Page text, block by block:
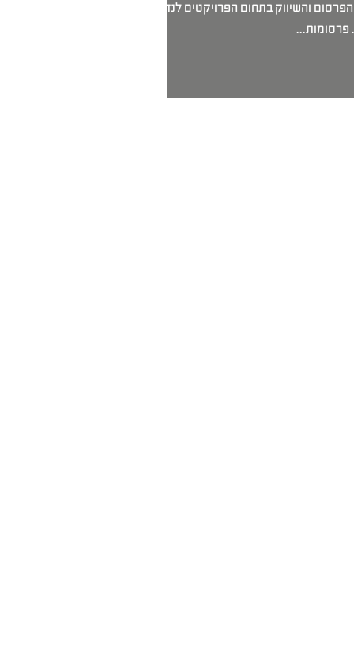
והשיווק בתחום הפרויקטים לנדל"ן
פרסומות...